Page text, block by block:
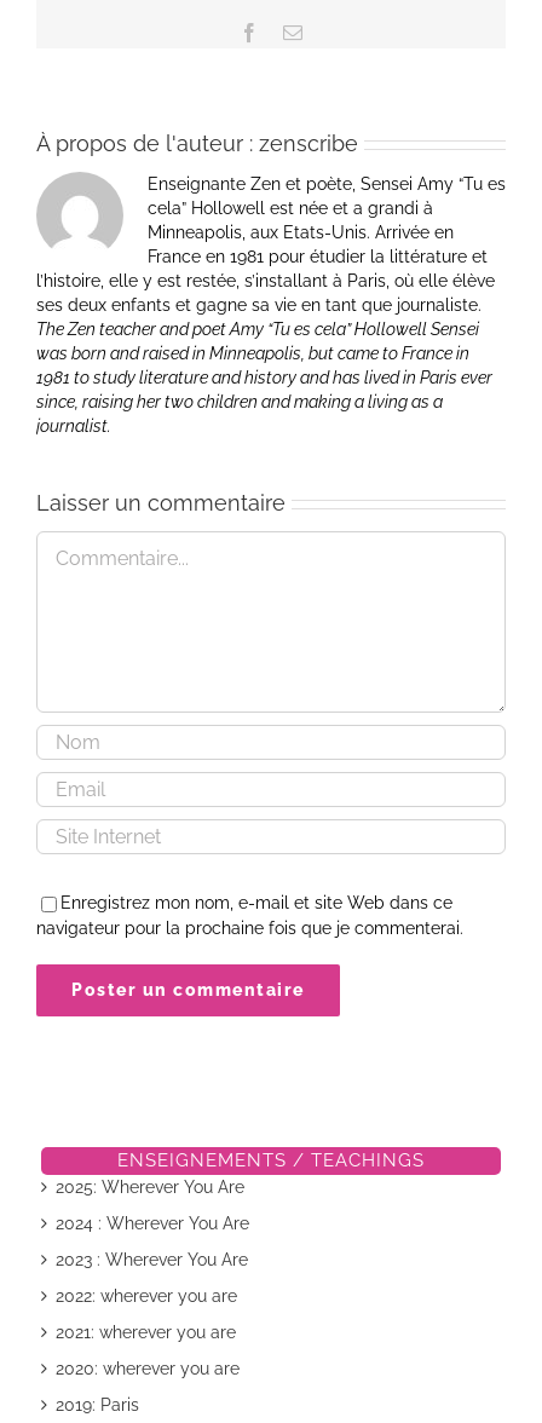
Facebook
Email
À propos de l'auteur : zenscribe
Enseignante Zen et poète, Sensei Amy “Tu es
cela” Hollowell est née et a grandi à
Minneapolis, aux Etats-Unis. Arrivée en
France en 1981 pour étudier la littérature et
l’histoire, elle y est restée, s’installant à Paris, où elle élève
ses deux enfants et gagne sa vie en tant que journaliste.
The Zen teacher and poet Amy “Tu es cela” Hollowell Sensei
was born and raised in Minneapolis, but came to France in
1981 to study literature and history and has lived in Paris ever
since, raising her two children and making a living as a
journalist.
Laisser un commentaire
Commentaire
Enregistrez mon nom, e-mail et site Web dans ce
navigateur pour la prochaine fois que je commenterai.
ENSEIGNEMENTS / TEACHINGS
2025: Wherever You Are
2024 : Wherever You Are
2023 : Wherever You Are
2022: wherever you are
2021: wherever you are
2020: wherever you are
2019: Paris